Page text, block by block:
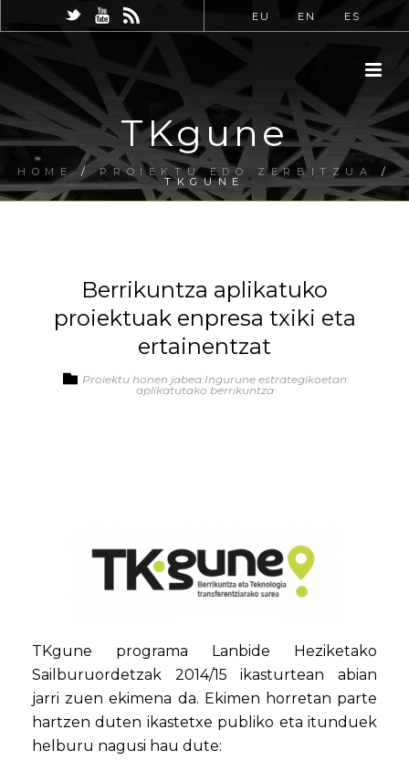
EU EN ES
TKgune
HOME/PROIEKTU EDO ZERBITZUA /
TKGUNE
Berrikuntza aplikatuko
proiektuak enpresa txiki eta
ertainentzat
Proiektu honen jabea:Ingurune estrategikoetan
aplikatutako berrikuntza
TKgune programa Lanbide Heziketako
Sailburuordetzak 2014/15 ikasturtean abian
jarri zuen ekimena da. Ekimen horretan parte
hartzen duten ikastetxe publiko eta itunduek
helburu nagusi hau dute: